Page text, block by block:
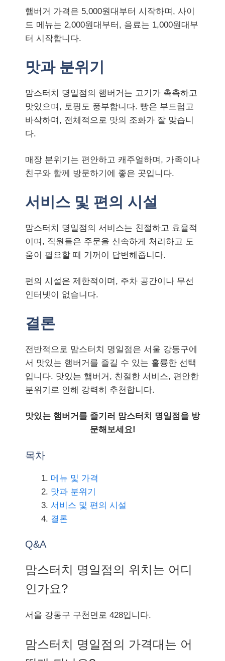
햄버거 가격은 5,000원대부터 시작하며, 사이
드 메뉴는 2,000원대부터, 음료는 1,000원대부
터 시작합니다.
맛과 분위기
맘스터치 명일점의 햄버거는 고기가 촉촉하고
맛있으며, 토핑도 풍부합니다. 빵은 부드럽고
바삭하며, 전체적으로 맛의 조화가 잘 맞습니
다.
매장 분위기는 편안하고 캐주얼하며, 가족이나
친구와 함께 방문하기에 좋은 곳입니다.
서비스 및 편의 시설
맘스터치 명일점의 서비스는 친절하고 효율적
이며, 직원들은 주문을 신속하게 처리하고 도
움이 필요할 때 기꺼이 답변해줍니다.
편의 시설은 제한적이며, 주차 공간이나 무선
인터넷이 없습니다.
결론
전반적으로 맘스터치 명일점은 서울 강동구에
서 맛있는 햄버거를 즐길 수 있는 훌륭한 선택
입니다. 맛있는 햄버거, 친절한 서비스, 편안한
분위기로 인해 강력히 추천합니다.
맛있는 햄버거를 즐기러 맘스터치 명일점을 방
문해보세요!
목차
메뉴 및 가격
맛과 분위기
서비스 및 편의 시설
결론
Q&A
맘스터치 명일점의 위치는 어디
인가요?
서울 강동구 구천면로 428입니다.
맘스터치 명일점의 가격대는 어